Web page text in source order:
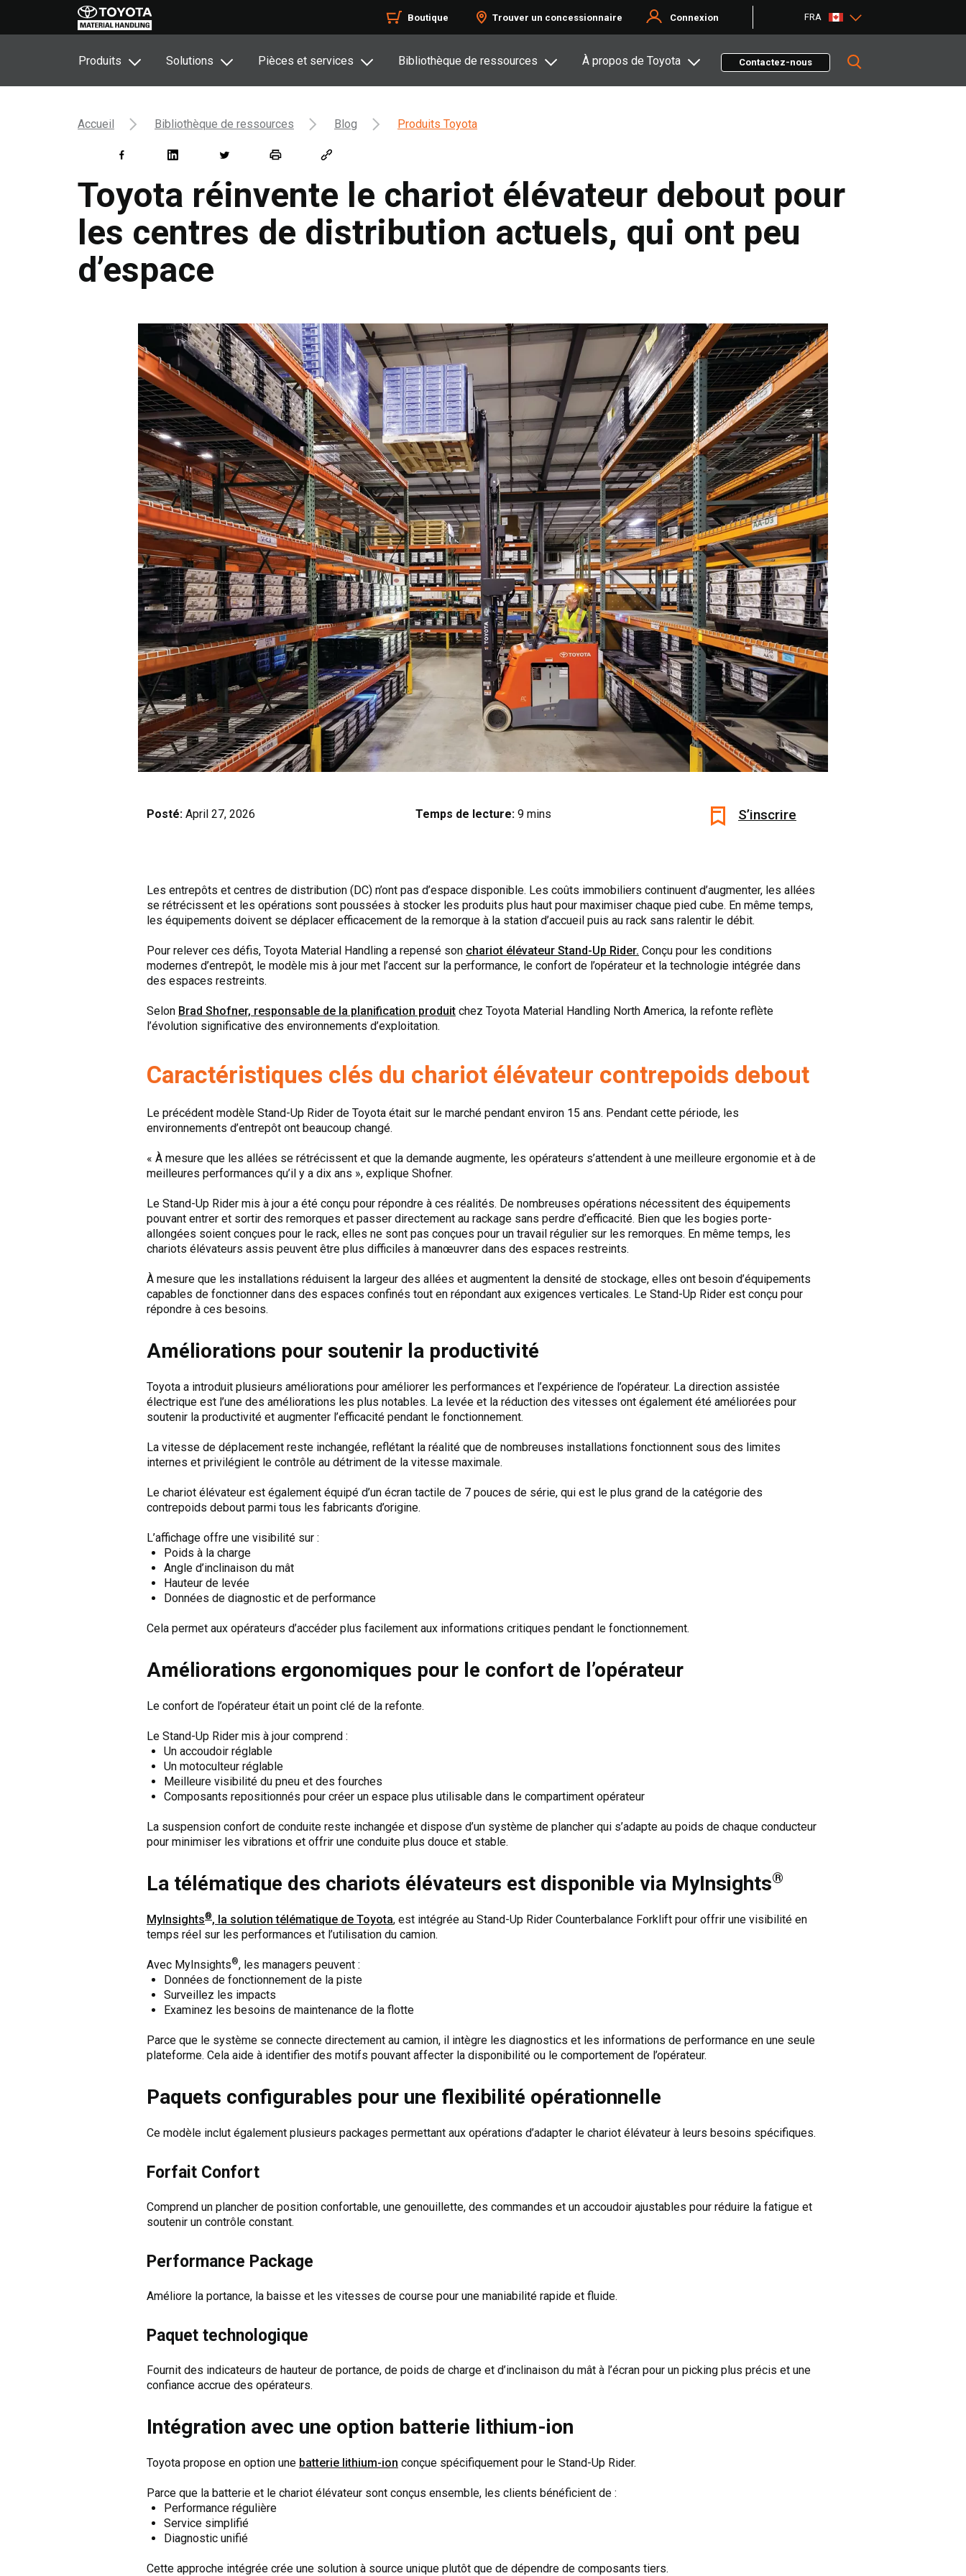
Boutique Trouver un concessionnaire Connexion FRA
Produits Solutions Pièces et services Bibliothèque de ressources À propos de Toyota Contactez-nous
Accueil Bibliothèque de ressources Blog Produits Toyota
Toyota réinvente le chariot élévateur debout pour
les centres de distribution actuels, qui ont peu
d’espace
Posté: April 27, 2026 Temps de lecture: 9 mins S’inscrire
Les entrepôts et centres de distribution (DC) n’ont pas d’espace disponible. Les coûts immobiliers continuent d’augmenter, les allées
se rétrécissent et les opérations sont poussées à stocker les produits plus haut pour maximiser chaque pied cube. En même temps,
les équipements doivent se déplacer efficacement de la remorque à la station d’accueil puis au rack sans ralentir le débit.
Pour relever ces défis, Toyota Material Handling a repensé son chariot élévateur Stand-Up Rider. Conçu pour les conditions
modernes d’entrepôt, le modèle mis à jour met l’accent sur la performance, le confort de l’opérateur et la technologie intégrée dans
des espaces restreints.
Selon Brad Shofner, responsable de la planification produit chez Toyota Material Handling North America, la refonte reflète
l’évolution significative des environnements d’exploitation.
Caractéristiques clés du chariot élévateur contrepoids debout
Le précédent modèle Stand-Up Rider de Toyota était sur le marché pendant environ 15 ans. Pendant cette période, les
environnements d’entrepôt ont beaucoup changé.
« À mesure que les allées se rétrécissent et que la demande augmente, les opérateurs s’attendent à une meilleure ergonomie et à de
meilleures performances qu’il y a dix ans », explique Shofner.
Le Stand-Up Rider mis à jour a été conçu pour répondre à ces réalités. De nombreuses opérations nécessitent des équipements
pouvant entrer et sortir des remorques et passer directement au rackage sans perdre d’efficacité. Bien que les bogies porte-
allongées soient conçues pour le rack, elles ne sont pas conçues pour un travail régulier sur les remorques. En même temps, les
chariots élévateurs assis peuvent être plus difficiles à manœuvrer dans des espaces restreints.
À mesure que les installations réduisent la largeur des allées et augmentent la densité de stockage, elles ont besoin d’équipements
capables de fonctionner dans des espaces confinés tout en répondant aux exigences verticales. Le Stand-Up Rider est conçu pour
répondre à ces besoins.
Améliorations pour soutenir la productivité
Toyota a introduit plusieurs améliorations pour améliorer les performances et l’expérience de l’opérateur. La direction assistée
électrique est l’une des améliorations les plus notables. La levée et la réduction des vitesses ont également été améliorées pour
soutenir la productivité et augmenter l’efficacité pendant le fonctionnement.
La vitesse de déplacement reste inchangée, reflétant la réalité que de nombreuses installations fonctionnent sous des limites
internes et privilégient le contrôle au détriment de la vitesse maximale.
Le chariot élévateur est également équipé d’un écran tactile de 7 pouces de série, qui est le plus grand de la catégorie des
contrepoids debout parmi tous les fabricants d’origine.
L’affichage offre une visibilité sur :
Poids à la charge
Angle d’inclinaison du mât
Hauteur de levée
Données de diagnostic et de performance
Cela permet aux opérateurs d’accéder plus facilement aux informations critiques pendant le fonctionnement.
Améliorations ergonomiques pour le confort de l’opérateur
Le confort de l’opérateur était un point clé de la refonte.
Le Stand-Up Rider mis à jour comprend :
Un accoudoir réglable
Un motoculteur réglable
Meilleure visibilité du pneu et des fourches
Composants repositionnés pour créer un espace plus utilisable dans le compartiment opérateur
La suspension confort de conduite reste inchangée et dispose d’un système de plancher qui s’adapte au poids de chaque conducteur
pour minimiser les vibrations et offrir une conduite plus douce et stable.
La télématique des chariots élévateurs est disponible via MyInsights®
MyInsights®, la solution télématique de Toyota, est intégrée au Stand-Up Rider Counterbalance Forklift pour offrir une visibilité en
temps réel sur les performances et l’utilisation du camion.
Avec MyInsights®, les managers peuvent :
Données de fonctionnement de la piste
Surveillez les impacts
Examinez les besoins de maintenance de la flotte
Parce que le système se connecte directement au camion, il intègre les diagnostics et les informations de performance en une seule
plateforme. Cela aide à identifier des motifs pouvant affecter la disponibilité ou le comportement de l’opérateur.
Paquets configurables pour une flexibilité opérationnelle
Ce modèle inclut également plusieurs packages permettant aux opérations d’adapter le chariot élévateur à leurs besoins spécifiques.
Forfait Confort
Comprend un plancher de position confortable, une genouillette, des commandes et un accoudoir ajustables pour réduire la fatigue et
soutenir un contrôle constant.
Performance Package
Améliore la portance, la baisse et les vitesses de course pour une maniabilité rapide et fluide.
Paquet technologique
Fournit des indicateurs de hauteur de portance, de poids de charge et d’inclinaison du mât à l’écran pour un picking plus précis et une
confiance accrue des opérateurs.
Intégration avec une option batterie lithium-ion
Toyota propose en option une batterie lithium-ion conçue spécifiquement pour le Stand-Up Rider.
Parce que la batterie et le chariot élévateur sont conçus ensemble, les clients bénéficient de :
Performance régulière
Service simplifié
Diagnostic unifié
Cette approche intégrée crée une solution à source unique plutôt que de dépendre de composants tiers.